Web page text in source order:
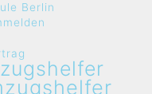
Berlin